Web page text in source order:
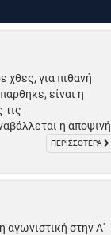
χθες, για πιθανή
είναι η
τις
η αποψινή
ΠΕΡΙΣΣΟΤΕΡΑ
αγωνιστική στην Α'